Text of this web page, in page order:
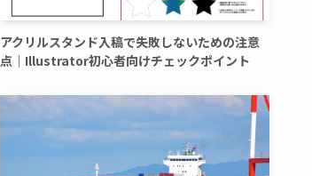
アクリルスタンド入稿で失敗しないための注意
点｜Illustrator初心者向けチェックポイント